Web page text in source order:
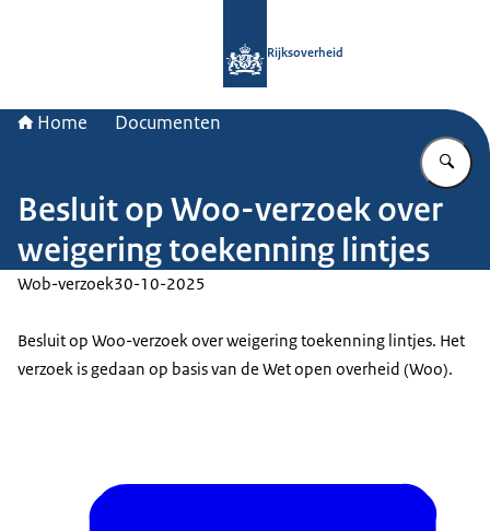
Rijksoverheid
Home Documenten
Besluit op Woo-verzoek over
weigering toekenning lintjes
Wob-verzoek30-10-2025
Besluit op Woo-verzoek over weigering toekenning lintjes. Het
verzoek is gedaan op basis van de Wet open overheid (Woo).